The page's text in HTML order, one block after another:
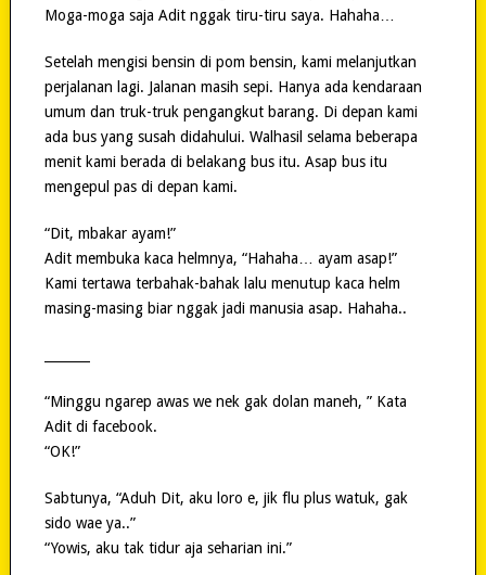
Moga-moga saja Adit nggak tiru-tiru saya. Hahaha…
Setelah mengisi bensin di pom bensin, kami melanjutkan
perjalanan lagi. Jalanan masih sepi. Hanya ada kendaraan
umum dan truk-truk pengangkut barang. Di depan kami
ada bus yang susah didahului. Walhasil selama beberapa
menit kami berada di belakang bus itu. Asap bus itu
mengepul pas di depan kami.
“Dit, mbakar ayam!”
Adit membuka kaca helmnya, “Hahaha… ayam asap!”
Kami tertawa terbahak-bahak lalu menutup kaca helm
masing-masing biar nggak jadi manusia asap. Hahaha..
“Minggu ngarep awas we nek gak dolan maneh, ” Kata
Adit di facebook.
“OK!”
Sabtunya, “Aduh Dit, aku loro e, jik flu plus watuk, gak
sido wae ya..”
“Yowis, aku tak tidur aja seharian ini.”